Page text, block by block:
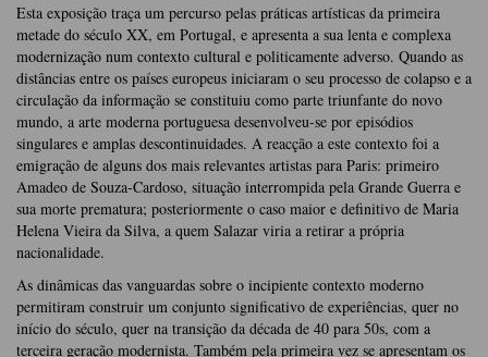
Esta exposição traça um percurso pelas práticas artísticas da primeira
metade do século XX, em Portugal, e apresenta a sua lenta e complexa
modernização num contexto cultural e politicamente adverso. Quando as
distâncias entre os países europeus iniciaram o seu processo de colapso e a
circulação da informação se constituiu como parte triunfante do novo
mundo, a arte moderna portuguesa desenvolveu-se por episódios
singulares e amplas descontinuidades. A reacção a este contexto foi a
emigração de alguns dos mais relevantes artistas para Paris: primeiro
Amadeo de Souza-Cardoso, situação interrompida pela Grande Guerra e
sua morte prematura; posteriormente o caso maior e definitivo de Maria
Helena Vieira da Silva, a quem Salazar viria a retirar a própria
nacionalidade.
As dinâmicas das vanguardas sobre o incipiente contexto moderno
permitiram construir um conjunto significativo de experiências, quer no
início do século, quer na transição da década de 40 para 50s, com a
terceira geração modernista. Também pela primeira vez se apresentam os